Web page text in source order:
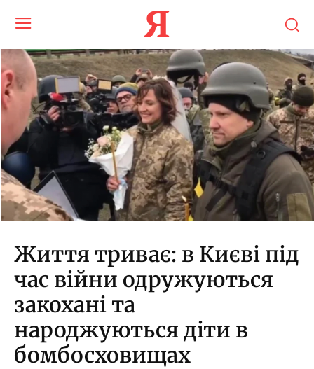
Я
Життя триває: в Києві під
час війни одружуються
закохані та
народжуються діти в
бомбосховищах